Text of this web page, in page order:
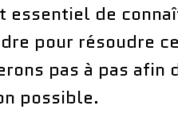
essentiel de
pour résoudre
pas à pas afin
possible.